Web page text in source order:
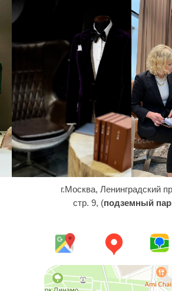
г.Москва, Ленинградский
стр. 9, (подземный